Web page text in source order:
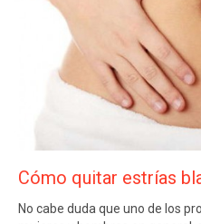
Cómo quitar estrías
No cabe duda que uno de los